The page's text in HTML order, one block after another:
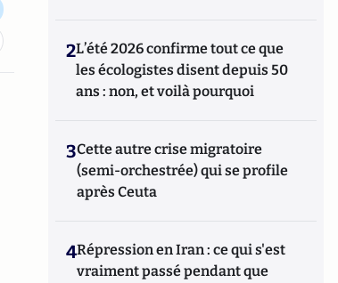
2L’été 2026 confirme tout ce que
les écologistes disent depuis 50
ans : non, et voilà pourquoi
3Cette autre crise migratoire
(semi-orchestrée) qui se profile
après Ceuta
4Répression en Iran : ce qui s'est
vraiment passé pendant que